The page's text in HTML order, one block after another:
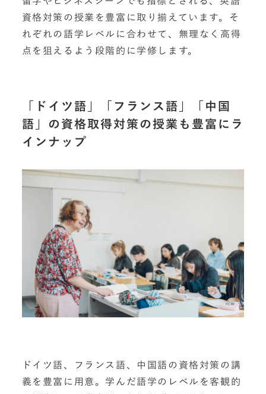
資格対策の授業を豊富に取り揃えています。そ
れぞれの語学レベルに合わせて、無理なく高得
点を狙えるよう段階的に学修します。
「ドイツ語」「フランス語」「中国
語」の資格取得対策の授業も豊富にラ
インナップ
ドイツ語、フランス語、中国語の資格対策の講
義を豊富に用意。学んだ語学のレベルを客観的